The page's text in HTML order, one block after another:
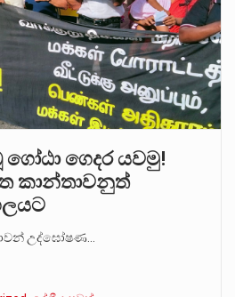
බන්ධනාගාර රැදවියන් 1,021 දෙනෙකු ඉකුත් වසර පහක කාලය තුලදී (2020 ජනවාරි 01 සිට 2025 දෙසැම්බර්…
මහර බන්ධනාගාරයේ අද ඇතිවූ සිද්ධියෙන් තුවාල ලැබූ බව කියන රැඳවියන් ගණන ඉහළ ගොස් තිබේ. ඒ…
අගෝස්තු මස දෙවන ඉරිදා ලිට් රූම් සූම් සංවාදය පැවැත්වෙන්නේ "කතා කරන මහ වැව" නම් නකතාවක්…
ගෙදර යවමු!
කාන්තාවනුත්
උද්ඝෝෂණ…